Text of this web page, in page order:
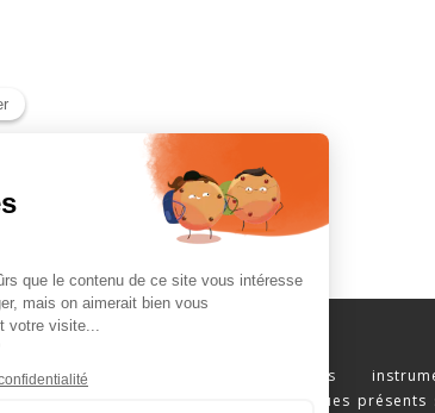
Naviguez parmi les
consommables scientifiques